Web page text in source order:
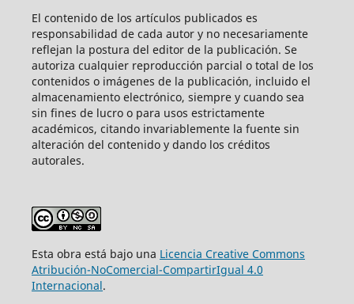
El contenido de los artículos publicados es
responsabilidad de cada autor y no necesariamente
reflejan la postura del editor de la publicación. Se
autoriza cualquier reproducción parcial o total de los
contenidos o imágenes de la publicación, incluido el
almacenamiento electrónico, siempre y cuando sea
sin fines de lucro o para usos estrictamente
académicos, citando invariablemente la fuente sin
alteración del contenido y dando los créditos
autorales.
Esta obra está bajo una Licencia Creative Commons
Atribución-NoComercial-CompartirIgual 4.0
Internacional.